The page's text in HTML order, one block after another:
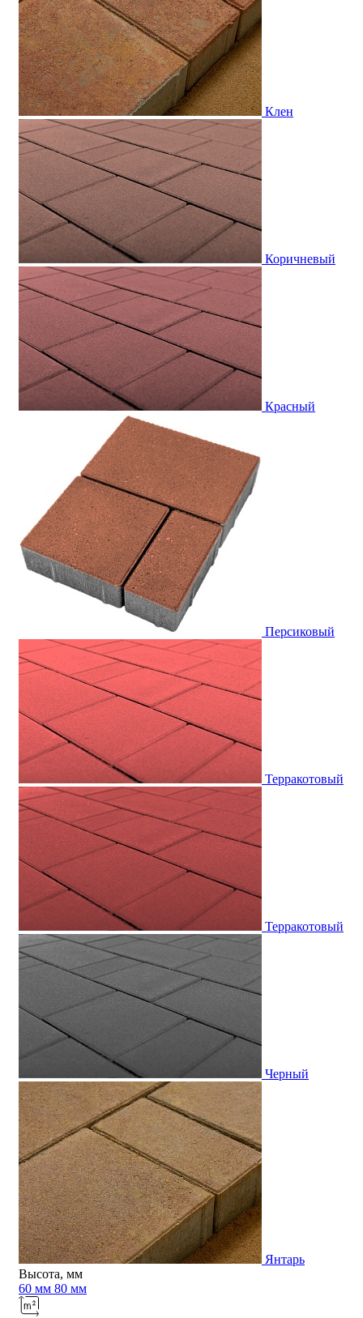
Клен
Коричневый
Красный
Персиковый
Терракотовый
Терракотовый
Черный
Янтарь
Высота, мм
60 мм 80 мм